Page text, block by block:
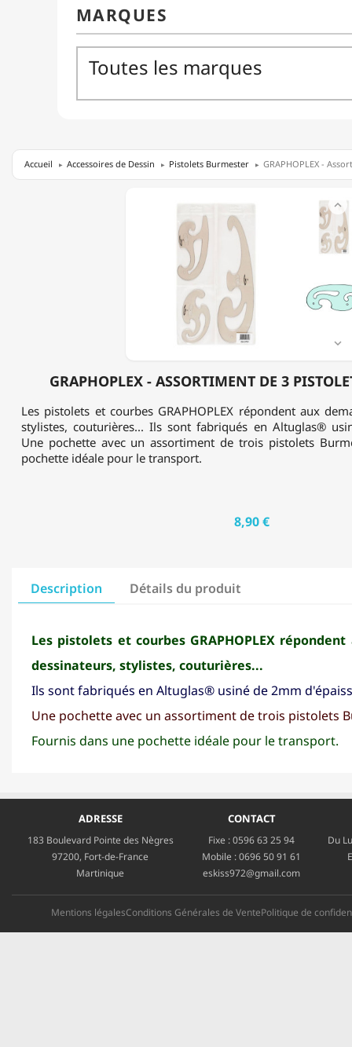
Accueil Accessoires de Dessin Pistolets Burmester GRAPHOPLEX -
GRAPHOPLEX - ASSORTIMENT DE 3


Les pistolets et courbes GRAPHOPLEX répondent aux
stylistes, couturières... Ils sont fabriqués en Altuglas®
Une pochette avec un assortiment de trois pistolets
pochette idéale pour le transport.
8,90 €
Description Détails du produit
Les pistolets et courbes GRAPHOPLEX
dessinateurs, stylistes, couturières...
Ils sont fabriqués en Altuglas® usiné de 2mm
Une pochette avec un assortiment de trois pistolets
Fournis dans une pochette idéale pour le transport.
ADRESSE
183 Boulevard Pointe des Nègres
97200, Fort-de-France
Martinique
CONTACT
Fixe :0596 63 25 94
Mobile :0696 50 91 61
eskiss972@gmail.com
Du
Mentions légalesConditions Générales de VentePolitique de